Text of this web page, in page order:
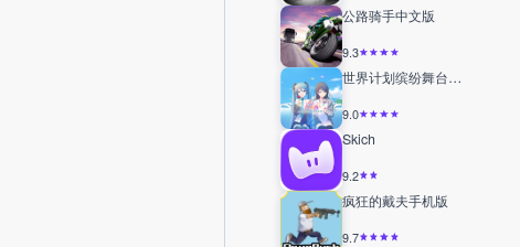
公路骑手中文版
9.3
世界计划缤纷舞台台服
9.0
Skich
9.2
疯狂的戴夫手机版
9.7